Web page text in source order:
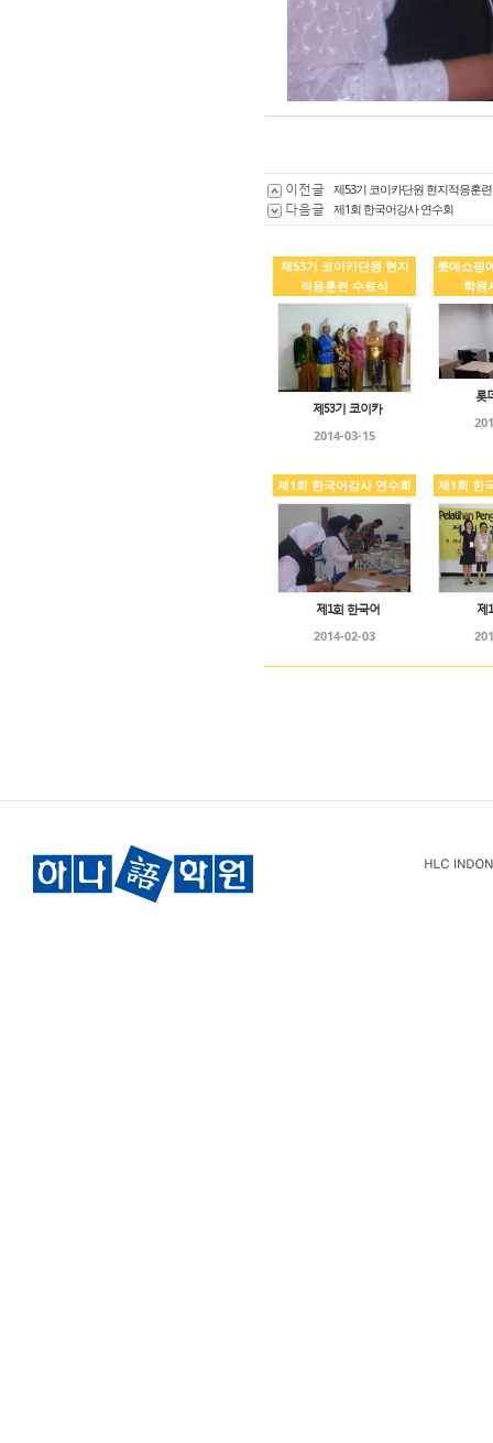
이전글 제53기 코이카단원 현지적응훈
다음글 제1회 한국어강사 연수회
제53기 코이카단원 현지
적응훈련 수료식
제53기 코이카
2014-03-15
롯데쇼핑
학원
롯
제1회 한국어강사 연수회
제1회 한국어
2014-02-03
제1회 한
제